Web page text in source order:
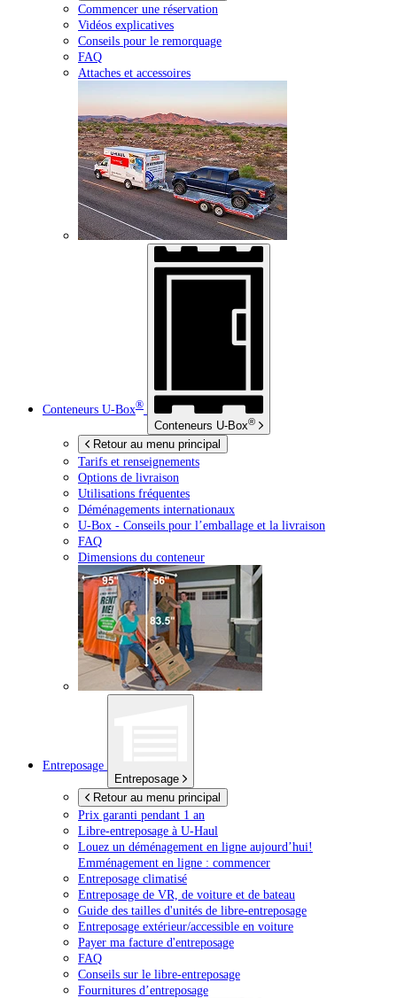
Commencer une réservation
Vidéos explicatives
Conseils pour le remorquage
FAQ
Attaches et accessoires
Conteneurs U-Box®
Conteneurs U-Box®
Retour au menu principal
Tarifs et renseignements
Options de livraison
Utilisations fréquentes
Déménagements internationaux
U-Box - Conseils pour l’emballage et la livraison
FAQ
Dimensions du conteneur
Entreposage
Entreposage
Retour au menu principal
Prix garanti pendant 1 an
Libre-entreposage à U-Haul
Louez un déménagement en ligne aujourd’hui!
Emménagement en ligne : commencer
Entreposage climatisé
Entreposage de VR, de voiture et de bateau
Guide des tailles d'unités de libre-entreposage
Entreposage extérieur/accessible en voiture
Payer ma facture d'entreposage
FAQ
Conseils sur le libre-entreposage
Fournitures d’entreposage